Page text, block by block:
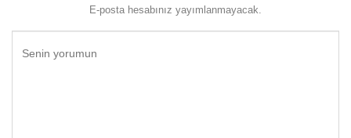
E-posta hesabınız yayımlanmayacak.